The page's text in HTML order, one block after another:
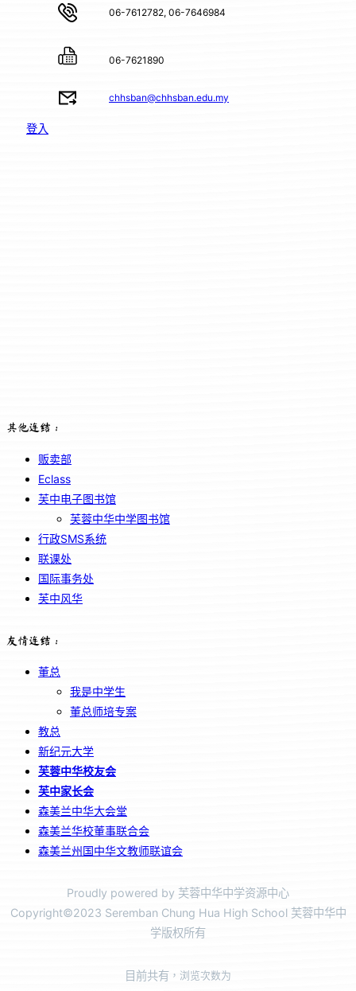
06-7612782, 06-7646984
06-7621890
chhsban@chhsban.edu.my
登入
其他连结：
贩卖部
Eclass
芙中电子图书馆
芙蓉中华中学图书馆
行政SMS系统
联课处
国际事务处
芙中风华
友情连结：
董总
我是中学生
董总师培专案
教总
新纪元大学
芙蓉中华校友会
芙中家长会
森美兰中华大会堂
森美兰华校董事联合会
森美兰州国中华文教师联谊会
Proudly powered by 芙蓉中华中学资源中心
Copyright©2023 Seremban Chung Hua High School 芙蓉中华中
学版权所有
目前共有 ，浏览次数为